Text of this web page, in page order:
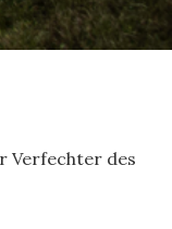
Verfechter des